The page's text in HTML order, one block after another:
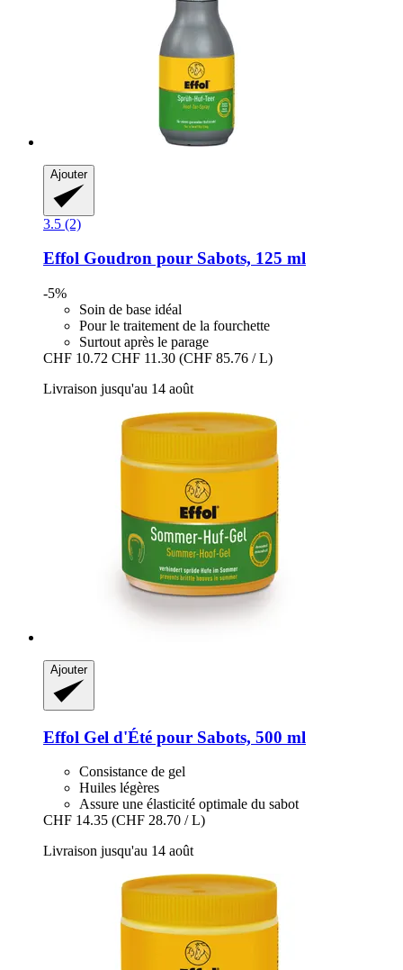
Ajouter
3.5 (2)
Effol Goudron pour Sabots, 125 ml
-5%
Soin de base idéal
Pour le traitement de la fourchette
Surtout après le parage
CHF 10.72 CHF 11.30 (CHF 85.76 / L)
Livraison jusqu'au 14 août
Ajouter
Effol Gel d'Été pour Sabots, 500 ml
Consistance de gel
Huiles légères
Assure une élasticité optimale du sabot
CHF 14.35 (CHF 28.70 / L)
Livraison jusqu'au 14 août